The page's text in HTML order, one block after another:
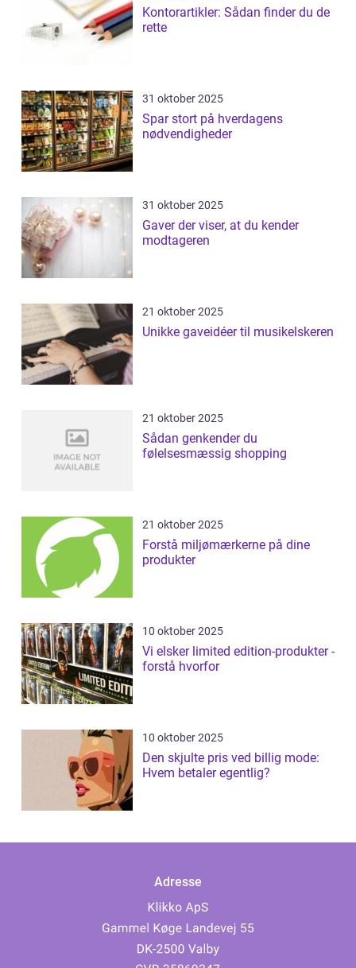
Kontorartikler: Sådan finder du de
rette
31 oktober 2025
Spar stort på hverdagens
nødvendigheder
31 oktober 2025
Gaver der viser, at du kender
modtageren
21 oktober 2025
Unikke gaveidéer til musikelskeren
21 oktober 2025
Sådan genkender du
følelsesmæssig shopping
21 oktober 2025
Forstå miljømærkerne på dine
produkter
10 oktober 2025
Vi elsker limited edition-produkter -
forstå hvorfor
10 oktober 2025
Den skjulte pris ved billig mode:
Hvem betaler egentlig?
Adresse